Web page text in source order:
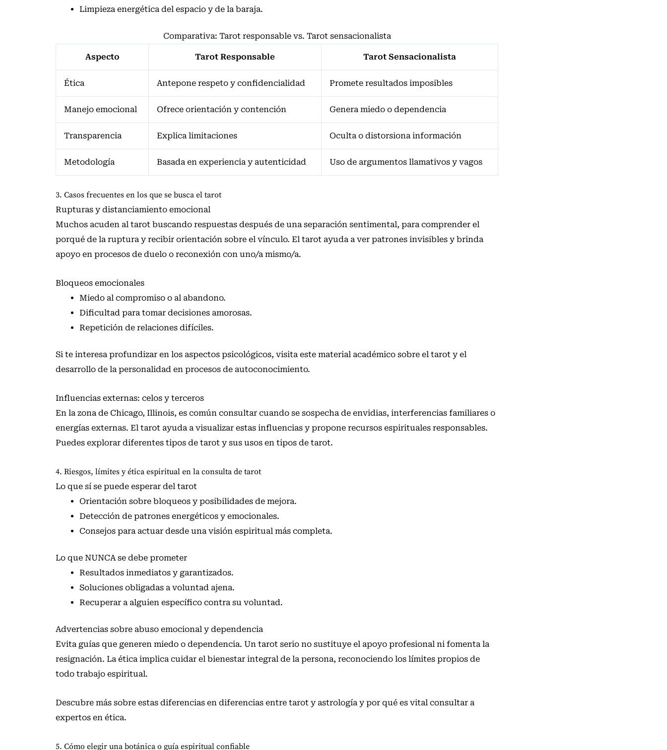
Limpieza energética del espacio y de la baraja.
Comparativa: Tarot responsable vs. Tarot sensacionalista
Aspecto Tarot Responsable Tarot Sensacionalista
Ética Antepone respeto y confidencialidad Promete resultados imposibles
Manejo emocional Ofrece orientación y contención Genera miedo o dependencia
Transparencia Explica limitaciones Oculta o distorsiona información
Metodología Basada en experiencia y autenticidad Uso de argumentos llamativos y vagos
3. Casos frecuentes en los que se busca el tarot
Rupturas y distanciamiento emocional
Muchos acuden al tarot buscando respuestas después de una separación sentimental, para comprender el
porqué de la ruptura y recibir orientación sobre el vínculo. El tarot ayuda a ver patrones invisibles y brinda
apoyo en procesos de duelo o reconexión con uno/a mismo/a.
Bloqueos emocionales
Miedo al compromiso o al abandono.
Dificultad para tomar decisiones amorosas.
Repetición de relaciones difíciles.
Si te interesa profundizar en los aspectos psicológicos, visita este material académico sobre el tarot y el
desarrollo de la personalidad en procesos de autoconocimiento.
Influencias externas: celos y terceros
En la zona de Chicago, Illinois, es común consultar cuando se sospecha de envidias, interferencias familiares o
energías externas. El tarot ayuda a visualizar estas influencias y propone recursos espirituales responsables.
Puedes explorar diferentes tipos de tarot y sus usos en tipos de tarot.
4. Riesgos, límites y ética espiritual en la consulta de tarot
Lo que sí se puede esperar del tarot
Orientación sobre bloqueos y posibilidades de mejora.
Detección de patrones energéticos y emocionales.
Consejos para actuar desde una visión espiritual más completa.
Lo que NUNCA se debe prometer
Resultados inmediatos y garantizados.
Soluciones obligadas a voluntad ajena.
Recuperar a alguien específico contra su voluntad.
Advertencias sobre abuso emocional y dependencia
Evita guías que generen miedo o dependencia. Un tarot serio no sustituye el apoyo profesional ni fomenta la
resignación. La ética implica cuidar el bienestar integral de la persona, reconociendo los límites propios de
todo trabajo espiritual.
Descubre más sobre estas diferencias en diferencias entre tarot y astrología y por qué es vital consultar a
expertos en ética.
5. Cómo elegir una botánica o guía espiritual confiable